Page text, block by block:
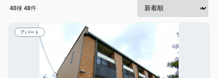
40棟 48件
アパート